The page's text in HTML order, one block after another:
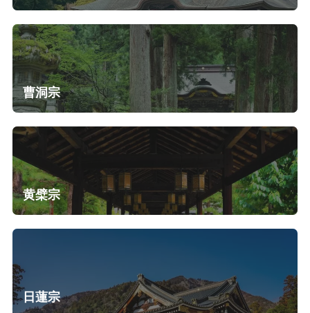
曹洞宗
黄檗宗
日蓮宗